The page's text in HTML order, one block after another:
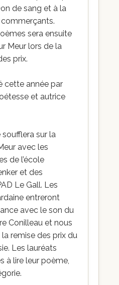
de sang et à la
sera ensuite
Meur lors de la
prix.
cette année par
et autrice
sur la
avec les
de l’école
et des
Le Gall. Les
entreront
avec le son du
Conilleau et nous
remise des prix du
Les lauréats
à lire leur poème,